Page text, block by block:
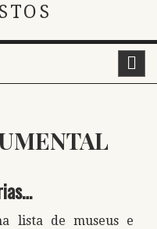
lista de museus e